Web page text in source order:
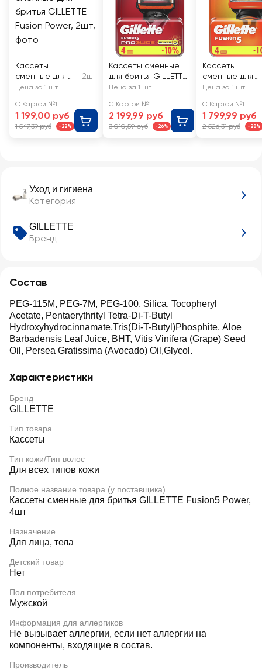
Уход и гигиена
Категория
GILLETTE
Бренд
Состав
PEG-115M, PEG-7M, PEG-100, Silica, Tocopheryl
Acetate, Pentaerythrityl Tetra-Di-T-Butyl
Hydroxyhydrocinnamate,Tris(Di-T-Butyl)Phosphite, Aloe
Barbadensis Leaf Juice, BHT, Vitis Vinifera (Grape) Seed
Oil, Persea Gratissima (Avocado) Oil,Glycol.
Характеристики
Бренд
GILLETTE
Тип товара
Кассеты
Тип кожи/Тип волос
Для всех типов кожи
Полное название товара (у поставщика)
Кассеты сменные для бритья GILLETTE Fusion5 Power,
4шт
Назначение
Для лица, тела
Детский товар
Нет
Пол потребителя
Мужской
Информация для аллергиков
Не вызывает аллергии, если нет аллергии на
компоненты, входящие в состав.
Производитель
Кассеты
сменные для
бритья GILLETTE
2шт
Цена за 1 шт
С Картой №1
1 199,00 руб
1 547,39 руб -22%
Кассеты сменные
для бритья GILLETTE
Fusion5 ProGlide
Цена за 1 шт
С Картой №1
2 199,99 руб
3 010,59 руб -26%
Кассеты
сменные для
бритья
Цена за 1 шт
С Картой №1
1 799,99 руб
2 526,31 руб -28%